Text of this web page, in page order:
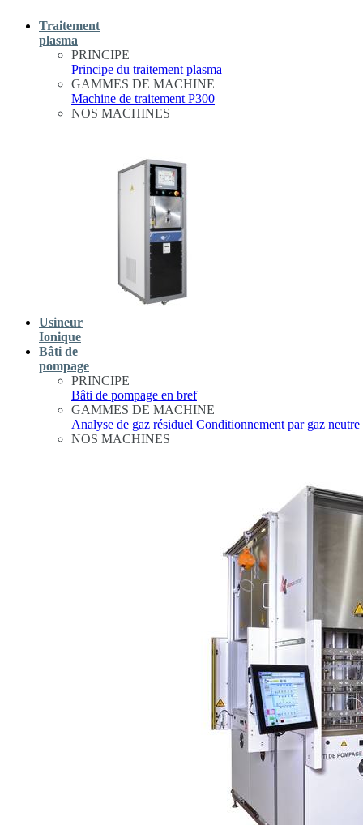
Traitement
plasma
PRINCIPE
Principe du traitement plasma
GAMMES DE MACHINE
Machine de traitement P300
NOS MACHINES
Usineur
Ionique
Bâti de
pompage
PRINCIPE
Bâti de pompage en bref
GAMMES DE MACHINE
Analyse de gaz résiduel Conditionnement par gaz neutre
NOS MACHINES